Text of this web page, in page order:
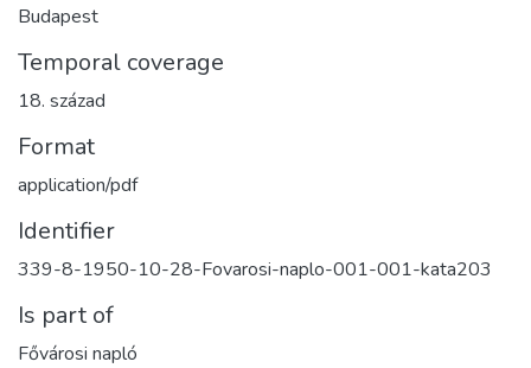
Budapest
Temporal coverage
18. század
Format
application/pdf
Identifier
339-8-1950-10-28-Fovarosi-naplo-001-001-kata203
Is part of
Fővárosi napló